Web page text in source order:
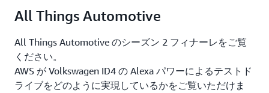
ニーズに対応し、価値実現までの時間を短縮するた
めに最適なサービスを見つけて選択できるように、
最も幅広い選択肢を提供しています。
All Things Automotive
All Things Automotive のシーズン 2 フィナーレをご覧
ください。
AWS が Volkswagen ID4 の Alexa パワーによるテストド
ライブをどのように実現しているかをご覧いただけま